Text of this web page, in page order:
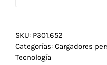
SKU: P301.652
Categorías: Cargadores
Tecnología